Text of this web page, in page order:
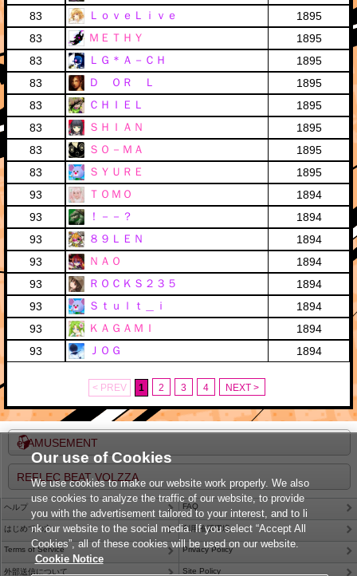
83
ＬｏｖｅＬｉｖｅ
1895
83
ＭＥＴＨＹ
1895
83
ＬＧ＊Ａ－ＣＨ
1895
83
Ｄ ＯＲ Ｌ
1895
83
ＣＨＩＥＬ
1895
83
ＳＨＩＡＮ
1895
83
ＳＯ－ＭＡ
1895
83
ＳＹＵＲＥ
1895
93
ＴＯＭＯ
1894
93
！－－？
1894
93
８９ＬＥＮ
1894
93
ＮＡＯ
1894
93
ＲＯＣＫＳ２３５
1894
93
Ｓｔｕｌｔ＿ｉ
1894
93
ＫＡＧＡＭＩ
1894
93
ＪＯＧ 1894
< PREV 1 2 3 4 NEXT >
e-AMUSEMENT
REFLEC BEAT VOLZZA
ヘルプ FAQ
はじめての方 利用推奨環境
Terms of Service Privacy Policy
外部送信について Site Policy
Our use of Cookies
We use cookies to make our website work properly. We also
use cookies to analyze the traffic of our website, to provide
you with the advertisement tailored to your interest, and to li
nk our website to the social media. If you select “Accept All
Cookies”, all of these cookies will be used on our website.
Cookie Notice